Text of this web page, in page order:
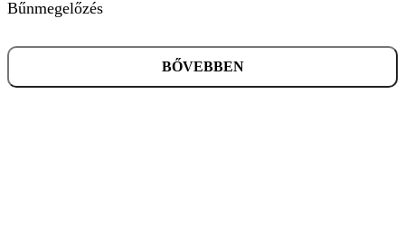
Bűnmegelőzés
BŐVEBBEN